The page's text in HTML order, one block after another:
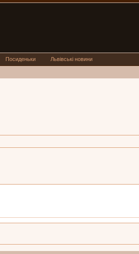
Посиденьки Львівські новини